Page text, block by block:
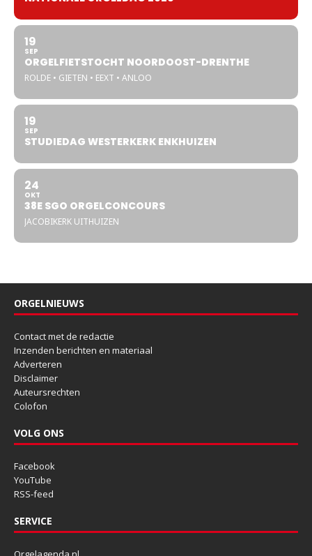
19
SEP
ORGELFIETSTOCHT NOORDOOST-DRENTHE
ROLDE • GIETEN • EEXT • ANLOO
19
SEP
STUDIEDAG WESTERKERK ENKHUIZEN
24
OKT
38E SGO ORGELCONCOURS
JACOBIKERK UITHUIZEN
ORGELNIEUWS
Contact met de redactie
Inzenden berichten en materiaal
Adverteren
Disclaimer
Auteursrechten
Colofon
VOLG ONS
Facebook
YouTube
RSS-feed
SERVICE